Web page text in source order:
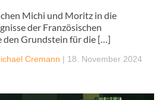
Michi und Moritz in die
der Französischen
den Grundstein für die […]
Cremann | 18. November 2024